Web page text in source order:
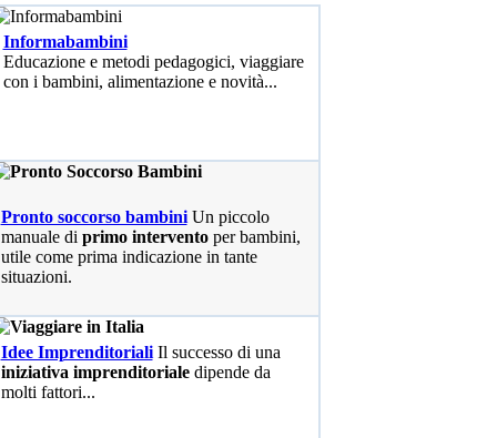
Informabambini
Educazione e metodi pedagogici, viaggiare
con i bambini, alimentazione e novità...
Pronto soccorso bambiniUn piccolo
manuale di primo interventoper bambini,
utile come prima indicazione in tante
situazioni.
Idee ImprenditorialiIl successo di una
iniziativa imprenditorialedipende da
molti fattori...